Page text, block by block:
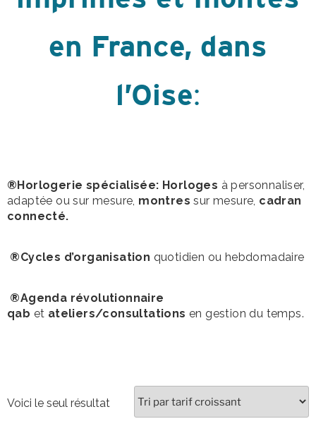
en France, dans
l’Oise:
®Horlogerie spécialisée: Horloges à personnaliser,
adaptée ou sur mesure, montressur mesure, cadran
connecté.
®Cycles d’organisation quotidien ou hebdomadaire
®Agenda révolutionnaire
qab et ateliers/consultations en gestion du temps.
Voici le seul résultat